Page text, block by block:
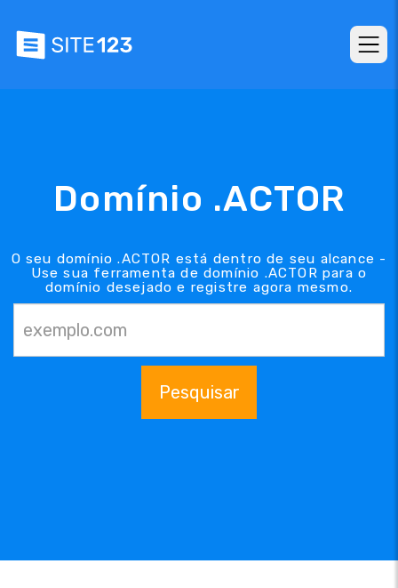
Domínio .ACTOR
O seu domínio .ACTOR está dentro de seu alcance -
Use sua ferramenta de domínio .ACTOR para o
domínio desejado e registre agora mesmo.
Pesquisar